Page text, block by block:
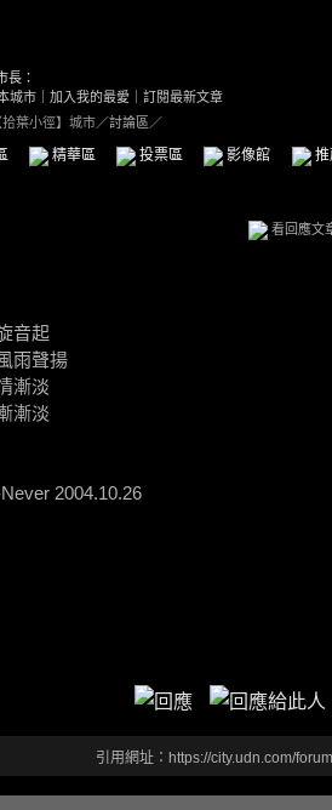
長：
城市 加入我的最愛
訂閱最新文章
拾葉小徑】城市／討論區／
精華區 投票區 影像館
看回應文
音起
雨聲揚
漸淡
漸淡
2004.10.26
引用網址：https://city.udn.com/